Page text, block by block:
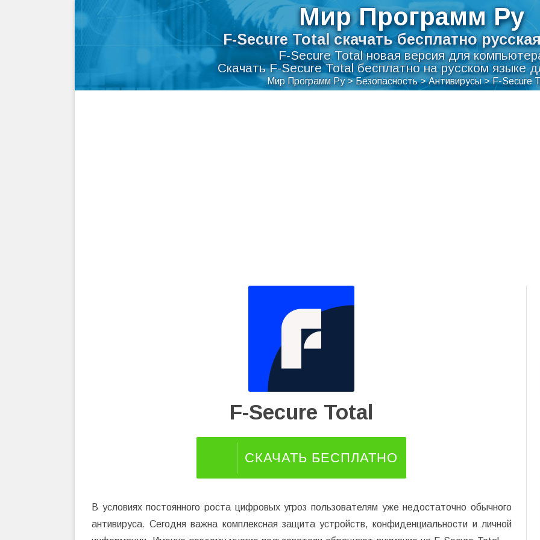
Мир Программ Ру
F-Secure Total скачать бесплатно
F-Secure Total новая версия для
Скачать F-Secure Total бесплатно на русском языке
Мир Программ Ру>Безопасность>Антивирусы>F-Secure
F-Secure Total
СКАЧАТЬ БЕСПЛАТНО
В условиях постоянного роста цифровых угроз пользователям уже недостаточно обычного
антивируса. Сегодня важна комплексная защита устройств, конфиденциальности и личной